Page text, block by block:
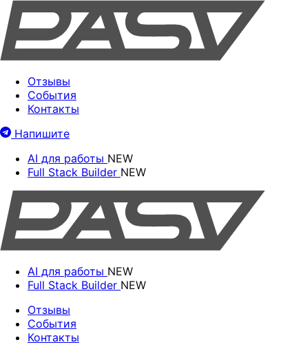
Отзывы
События
Контакты
Напишите
AI для работы NEW
Full Stack Builder NEW
AI для работы NEW
Full Stack Builder NEW
Отзывы
События
Контакты